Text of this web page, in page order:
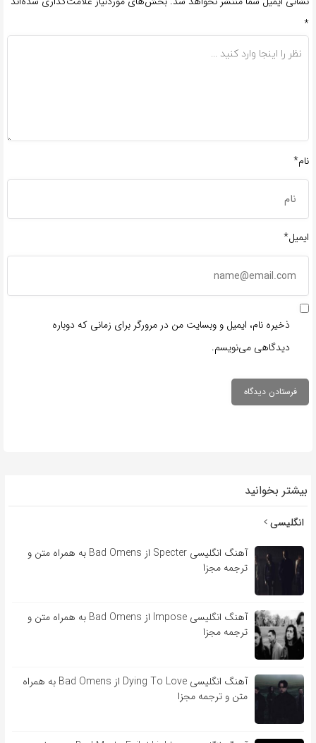
*
نام*
ایمیل*
ذخیره نام، ایمیل و وبسایت من در مرورگر برای زمانی که دوباره
دیدگاهی می‌نویسم.
بیشتر بخوانید
انگلیسی
آهنگ انگلیسی Specter از Bad Omens به همراه متن و
ترجمه مجزا
آهنگ انگلیسی Impose از Bad Omens به همراه متن و
ترجمه مجزا
آهنگ انگلیسی Dying To Love از Bad Omens به همراه
متن و ترجمه مجزا